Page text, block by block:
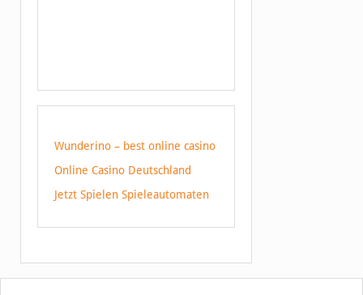
Wunderino – best online casino
Online Casino Deutschland
Jetzt Spielen Spieleautomaten